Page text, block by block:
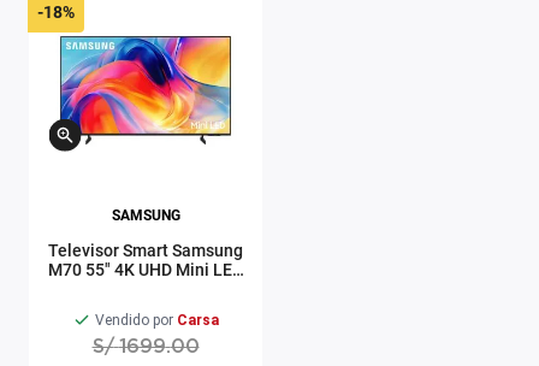
-18%
SAMSUNG
Televisor Smart Samsung
M70 55" 4K UHD Mini LED
UN55M70HAGXPE
Vendido por Carsa
S/ 1699.00